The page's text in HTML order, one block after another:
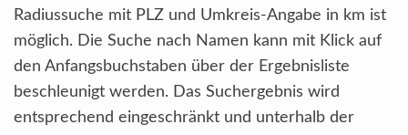
Radiussuche mit PLZ und Umkreis-Angabe in km ist
möglich. Die Suche nach Namen kann mit Klick auf
den Anfangsbuchstaben über der Ergebnisliste
beschleunigt werden. Das Suchergebnis wird
entsprechend eingeschränkt und unterhalb der